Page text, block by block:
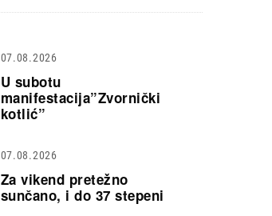
07.08.2026
U subotu
manifestacija”Zvornički
kotlić”
07.08.2026
Za vikend pretežno
sunčano, i do 37 stepeni